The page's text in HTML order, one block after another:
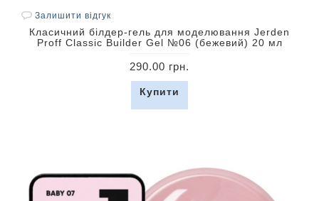
Залишити відгук
Класичний білдер-гель для моделювання Jerden
Proff Classic Builder Gel №06 (бежевий) 20 мл
290.00 грн.
Купити